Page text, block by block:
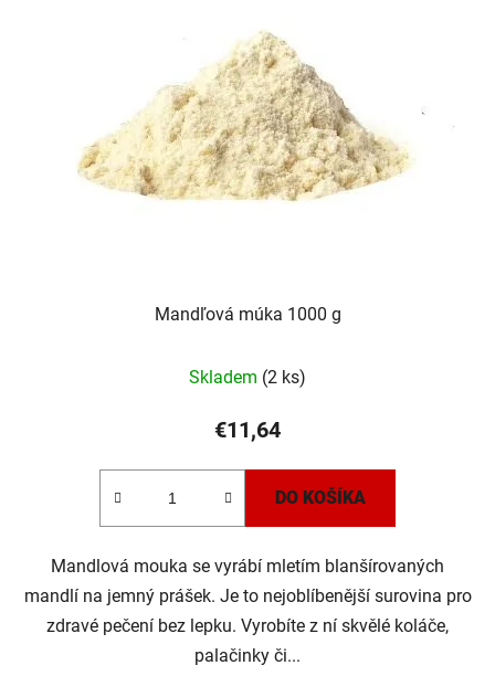
Mandľová múka 1000 g
Skladem (2 ks)
€11,64
DO KOŠÍKA
Mandlová mouka se vyrábí mletím blanšírovaných
mandlí na jemný prášek. Je to nejoblíbenější surovina pro
zdravé pečení bez lepku. Vyrobíte z ní skvělé koláče,
palačinky či...